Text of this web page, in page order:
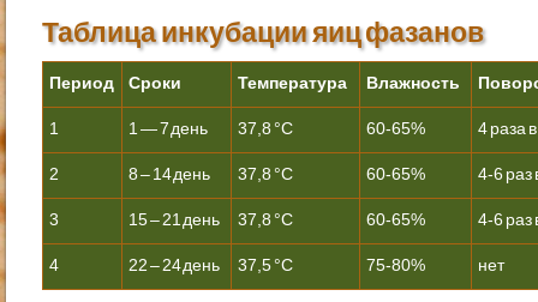
Таблица инкубации яиц фазанов
Период Сроки Температура Влажность
1 1 — 7 день 37,8 °С 60-65% 4 раза
2 8 – 14 день 37,8 °С 60-65% 4-6 раз
3 15 – 21 день 37,8 °С 60-65% 4-6 раз
4 22 – 24 день 37,5 °С 75-80% нет